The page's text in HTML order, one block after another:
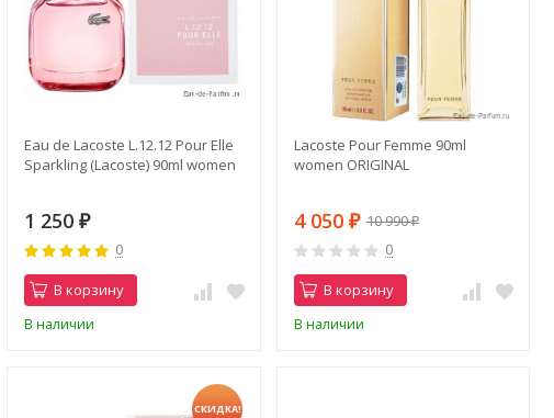
Eau de Lacoste L.12.12 Pour Elle
Sparkling (Lacoste) 90ml women
1 250₽
0
В корзину
В наличии
Lacoste Pour Femme 90ml
women ORIGINAL
4 050 ₽ 10 990₽
0
В корзину
В наличии
СКИДКА!